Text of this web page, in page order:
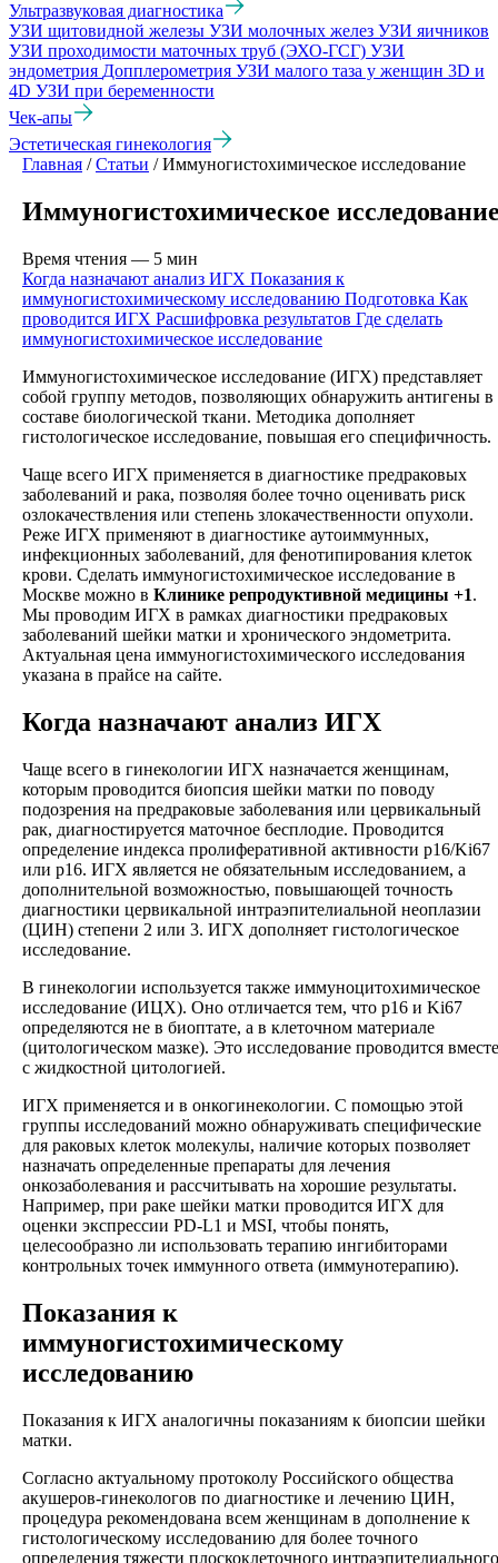
Ультразвуковая диагностика
УЗИ щитовидной железы УЗИ молочных желез УЗИ яичников
УЗИ проходимости маточных труб (ЭХО-ГСГ) УЗИ
эндометрия Допплерометрия УЗИ малого таза у женщин 3D и
4D УЗИ при беременности
Чек-апы
Эстетическая гинекология
Главная /Статьи /Иммуногистохимическое исследование
Иммуногистохимическое
Время чтения — 5 мин
Когда назначают анализ ИГХ Показания к
иммуногистохимическому исследованию Подготовка Как
проводится ИГХ Расшифровка результатов Где сделать
иммуногистохимическое исследование
Иммуногистохимическое исследование (ИГХ) представляет
собой группу методов, позволяющих обнаружить антигены в
составе биологической ткани. Методика дополняет
гистологическое исследование, повышая его специфичность.
Чаще всего ИГХ применяется в диагностике предраковых
заболеваний и рака, позволяя более точно оценивать риск
озлокачествления или степень злокачественности опухоли.
Реже ИГХ применяют в диагностике аутоиммунных,
инфекционных заболеваний, для фенотипирования клеток
крови. Сделать иммуногистохимическое исследование в
Москве можно в Клинике репродуктивной медицины +1.
Мы проводим ИГХ в рамках диагностики предраковых
заболеваний шейки матки и хронического эндометрита.
Актуальная цена иммуногистохимического исследования
указана в прайсе на сайте.
Когда назначают анализ ИГХ
Чаще всего в гинекологии ИГХ назначается женщинам,
которым проводится биопсия шейки матки по поводу
подозрения на предраковые заболевания или цервикальный
рак, диагностируется маточное бесплодие. Проводится
определение индекса пролиферативной активности p16/Ki67
или p16. ИГХ является не обязательным исследованием, а
дополнительной возможностью, повышающей точность
диагностики цервикальной интраэпителиальной неоплазии
(ЦИН) степени 2 или 3. ИГХ дополняет гистологическое
исследование.
В гинекологии используется также иммуноцитохимическое
исследование (ИЦХ). Оно отличается тем, что p16 и Ki67
определяются не в биоптате, а в клеточном материале
(цитологическом мазке). Это исследование проводится вместе
с жидкостной цитологией.
ИГХ применяется и в онкогинекологии. С помощью этой
группы исследований можно обнаруживать специфические
для раковых клеток молекулы, наличие которых позволяет
назначать определенные препараты для лечения
онкозаболевания и рассчитывать на хорошие результаты.
Например, при раке шейки матки проводится ИГХ для
оценки экспрессии PD-L1 и MSI, чтобы понять,
целесообразно ли использовать терапию ингибиторами
контрольных точек иммунного ответа (иммунотерапию).
Показания к
иммуногистохимическому
исследованию
Показания к ИГХ аналогичны показаниям к биопсии шейки
матки.
Согласно актуальному протоколу Российского общества
акушеров-гинекологов по диагностике и лечению ЦИН,
процедура рекомендована всем женщинам в дополнение к
гистологическому исследованию для более точного
определения тяжести плоскоклеточного интраэпителиального